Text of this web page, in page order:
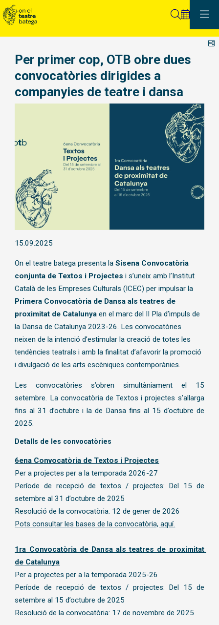
Per primer cop, OTB obre dues
convocatòries dirigides a
companyies de teatre i dansa
15.09.2025
On el teatre batega presenta la Sisena Convocatòria
conjunta de Textos i Projectes i s’uneix amb l’Institut
Primera Convocatòria de Dansa als teatres de
proximitat de Catalunya en el marc del II Pla d’impuls de
la Dansa de Catalunya 2023-26. Les convocatòries
neixen de la intenció d’estimular la creació de totes les
tendències teatrals i amb la finalitat d’afavorir la promoció
i divulgació de les arts escèniques contemporànies.
Les convocatòries s’obren simultàniament el 15
setembre. La convocatòria de Textos i projectes s’allarga
fins al 31 d’octubre i la de Dansa fins al 15 d’octubre de
2025.
Detalls de les convocatòries
6ena Convocatòria de Textos i Projectes
Per a projectes per a la temporada 2026-27
Període de recepció de textos / projectes: Del 15 de
setembre al 31 d’octubre de 2025
Resolució de la convocatòria: 12 de gener de 2026
Pots consultar les bases de la convocatòria, aquí.
1ra Convocatòria de Dansa als teatres de proximitat
de Catalunya
Per a projectes per a la temporada 2025-26
Període de recepció de textos / projectes: Del 15 de
setembre al 15 d’octubre de 2025
Resolució de la convocatòria: 17 de novembre de 2025